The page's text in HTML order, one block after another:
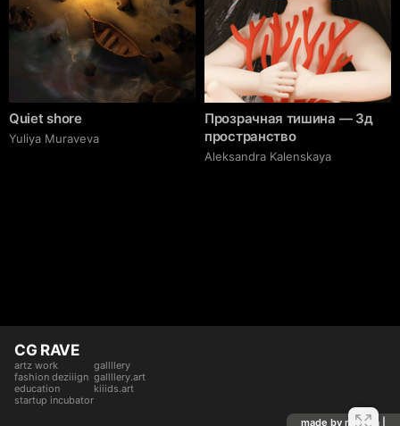
Quiet shore
Yuliya Muraveva
Прозрачная тишина — 3д
пространство
Aleksandra Kalenskaya
CG RAVE
artz work
fashion deziiign
education
startup incubator
gallllery
gallllery.art
kiiids.art
made by mediiia |